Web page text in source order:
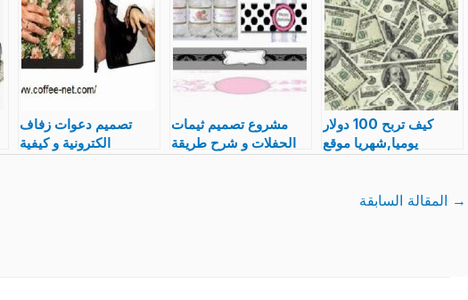
كيف تربح 100 دولار
يوميا,شهريا موقع
مشروع تصميم ثيمات
الحفلات و شرح طريقة
تصميم دعوات زفاف
الكترونية و كيفية
→ المقالة السابقة